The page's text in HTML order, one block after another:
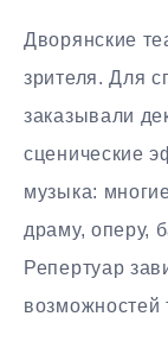
Дворянские
зрителя. Для
заказывали
сценические
музыка:
драму, оперу,
Репертуар